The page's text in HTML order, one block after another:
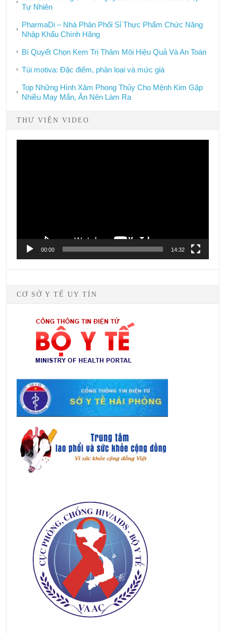
Tự Nhiên
PharmaDi – Nhà Phân Phối Sỉ Thực Phẩm Chức Năng
Nhập Khẩu Chính Hãng
Bí Quyết Chọn Kem Trị Thâm Môi Hiệu Quả Và An Toàn
Túi motiva: Đặc điểm, phân loại và mức giá
Top Những Hình Xăm Phong Thủy Cho Mệnh Kim Gặp
Nhiều May Mắn, Ăn Nên Làm Ra
THƯ VIỆN VIDEO
00:00 14:32
CƠ SỞ Y TẾ UY TÍN